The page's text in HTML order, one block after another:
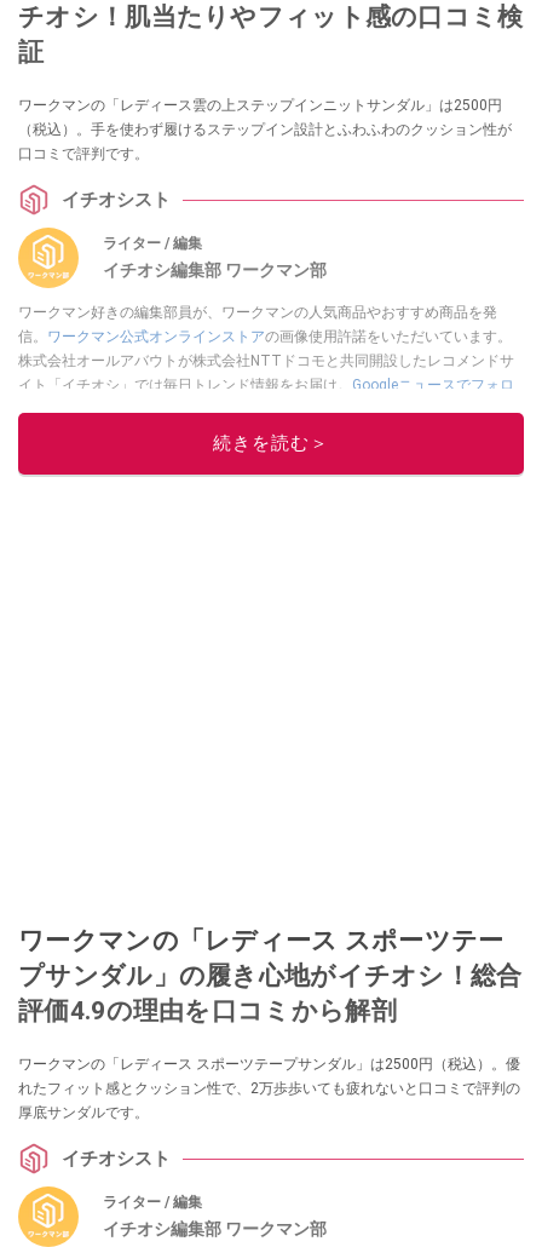
チオシ！肌当たりやフィット感の口コミ検
証
ワークマンの「レディース雲の上ステップインニットサンダル」は2500円
（税込）。手を使わず履けるステップイン設計とふわふわのクッション性が
口コミで評判です。
イチオシスト
ライター / 編集
イチオシ編集部 ワークマン部
ワークマン好きの編集部員が、ワークマンの人気商品やおすすめ商品を発
信。 ワークマン公式オンラインストアの画像使用許諾をいただいています。
株式会社オールアバウトが株式会社NTTドコモと共同開設したレコメンドサ
イト「イチオシ」では毎日トレンド情報をお届け。 Googleニュースでフォロ
ーしてください！
このイチオシストの他の記事を読む
続きを読む＞
ワークマンの「レディース スポーツテー
プサンダル」の履き心地がイチオシ！総合
評価4.9の理由を口コミから解剖
ワークマンの「レディース スポーツテープサンダル」は2500円（税込）。優
れたフィット感とクッション性で、2万歩歩いても疲れないと口コミで評判の
厚底サンダルです。
イチオシスト
ライター / 編集
イチオシ編集部 ワークマン部